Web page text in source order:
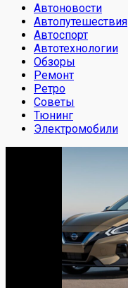
Автоновости
Автопутешествия
Автоспорт
Автотехнологии
Обзоры
Ремонт
Ретро
Советы
Тюнинг
Электромобили